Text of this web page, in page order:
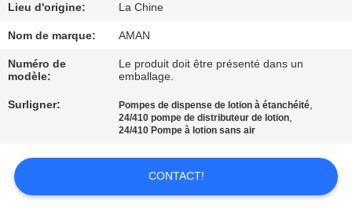
NOUS
VISITE
L'USINE
CONTRÔLE
QUALITÉ
Lieu d'origine: La Chine
Nom de marque: AMAN
Numéro de
modèle:
Le produit doit être présenté dans un
emballage.
Surligner: Pompes de dispense de lotion à étanchéité,
24/410 pompe de distributeur de lotion,
24/410 Pompe à lotion sans air
CONTACT!